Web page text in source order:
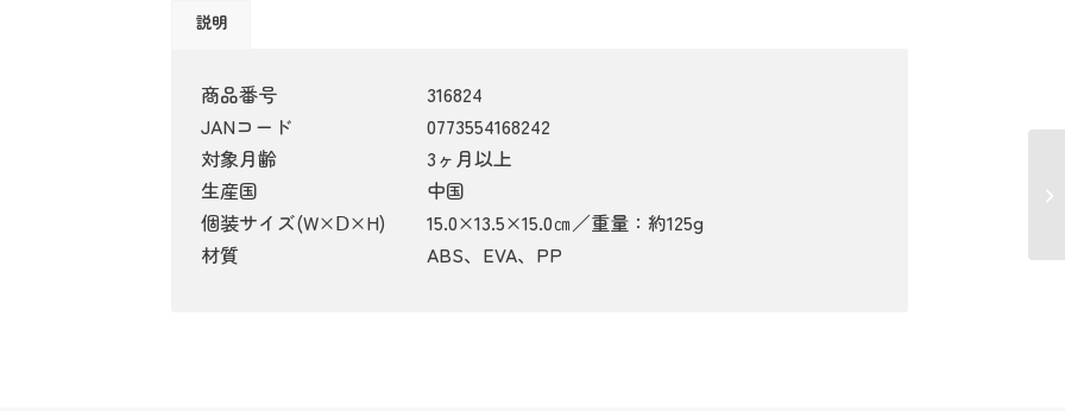
説明
商品番号
316824
JANコード
0773554168242
対象月齢
3ヶ月以上
生産国
中国
個装サイズ(W×Ⅾ×H)
15.0×13.5×15.0㎝／重量：約125g
材質
ABS、EVA、PP